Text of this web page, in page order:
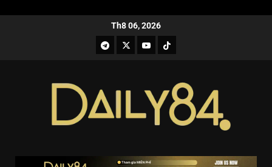
Th8 06, 2026